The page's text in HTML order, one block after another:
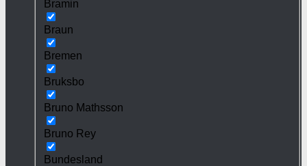
Bramin
Braun
Bremen
Bruksbo
Bruno Mathsson
Bruno Rey
Bundesland